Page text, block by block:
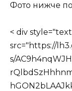
Фото нижче
< div
src="https://
s/